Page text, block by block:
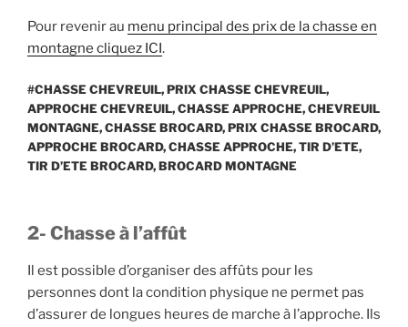
Pour revenir au menu principal des prix de la chasse en
montagne cliquez ICI.
#CHASSE CHEVREUIL, PRIX CHASSE CHEVREUIL,
APPROCHE CHEVREUIL, CHASSE APPROCHE, CHEVREUIL
MONTAGNE, CHASSE BROCARD, PRIX CHASSE BROCARD,
APPROCHE BROCARD, CHASSE APPROCHE, TIR D’ETE,
TIR D’ETE BROCARD, BROCARD MONTAGNE
2- Chasse à l’affût
Il est possible d’organiser des affûts pour les
personnes dont la condition physique ne permet pas
d’assurer de longues heures de marche à l’approche. Ils